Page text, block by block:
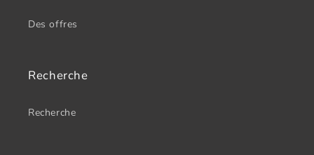
Des offres
Recherche
Recherche